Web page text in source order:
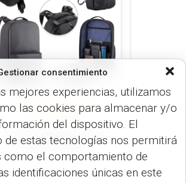
consentimiento
mejores experiencias, utilizamos
las cookies para almacenar y/o
del dispositivo. El
de estas tecnologías nos permitirá
como el comportamiento de
identificaciones únicas en este
MORRALES (MALETINES Y
Morral Backpack Flex